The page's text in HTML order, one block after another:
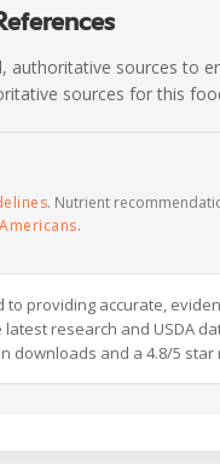
sources to
sources for this
. Nutrient
.
to providing accurate,
research and USDA
downloads and a 4.8/5 star